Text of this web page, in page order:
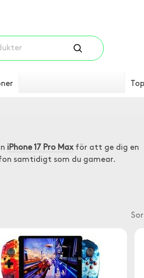
iPhone 17 Pro Maxför att ge dig en
samtidigt som du gamear.